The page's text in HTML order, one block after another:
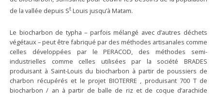
de la vallée depuis St Louis jusqu’à Matam.
Le biocharbon de typha – parfois mélangé avec d’autres déchets
végétaux – peut être fabriqué par des méthodes artisanales comme
celles développées par le PERACOD, des méthodes semi-
industrielles comme celles utilisées par la société BRADES
produisant à Saint-Louis du biocharbon à partir de poussiers de
charbon récupérés et le projet BIOTERRE , produisant 700 T de
biocharbon / an à partir de balle de riz et de coque d’arachide